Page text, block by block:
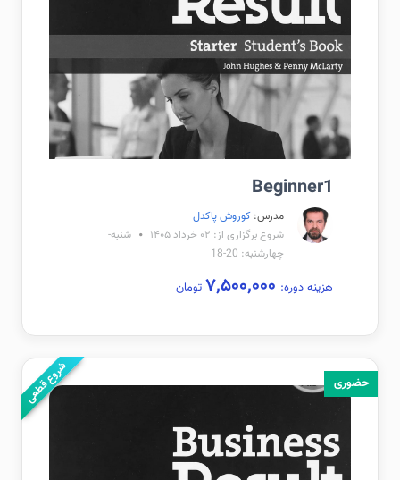
Beginner1
مدرس: کوروش پاکدل
شروع برگزاری از: ۰۲ خرداد ۱۴۰۵
شنبه-
چهارشنبه: 20-18
هزینه دوره: تومان
حضوری شروع قطعی